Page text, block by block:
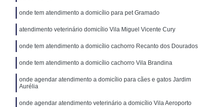
onde tem atendimento a domicílio para pet Gramado
atendimento veterinário domicílio Vila Miguel Vicente Cury
onde tem atendimento a domicílio cachorro Recanto dos Dourados
onde tem atendimento a domicílio cachorro Vila Brandina
onde agendar atendimento a domicílio para cães e gatos Jardim
Aurélia
onde agendar atendimento veterinário a domicílio Vila Aeroporto